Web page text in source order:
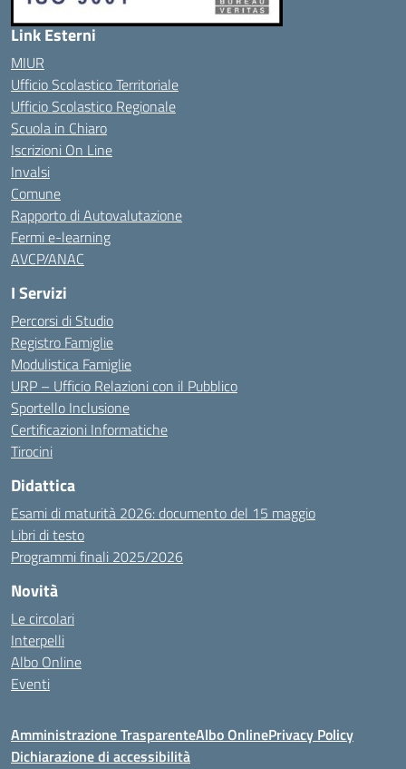
Link Esterni
MIUR
Ufficio Scolastico Territoriale
Ufficio Scolastico Regionale
Scuola in Chiaro
Iscrizioni On Line
Invalsi
Comune
Rapporto di Autovalutazione
Fermi e-learning
AVCP/ANAC
I Servizi
Percorsi di Studio
Registro Famiglie
Modulistica Famiglie
URP – Ufficio Relazioni con il Pubblico
Sportello Inclusione
Certificazioni Informatiche
Tirocini
Didattica
Esami di maturità 2026: documento del 15 maggio
Libri di testo
Programmi finali 2025/2026
Novità
Le circolari
Interpelli
Albo Online
Eventi
Amministrazione TrasparenteAlbo OnlinePrivacy Policy
Dichiarazione di accessibilità